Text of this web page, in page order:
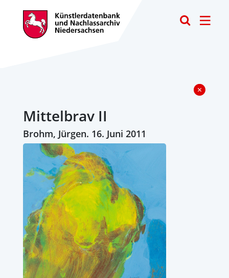
Mittelbrav II
Brohm, Jürgen. 16. Juni 2011